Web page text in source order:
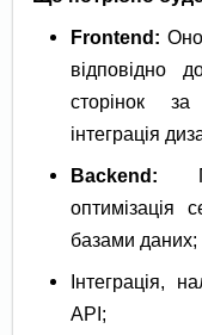
Frontend:
відповідно
сторінок
інтеграція
Backend:
оптимізація
базами даних;
Інтеграція,
API;